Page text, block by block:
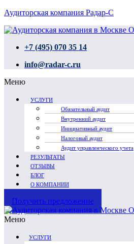
Аудиторская компания Радар-С
+7 (495) 070 35 14
info@radar-c.ru
Меню
УСЛУГИ
Обязательный аудит
Внутренний аудит
Инициативный аудит
Налоговый аудит
Аудит управленческого учета
РЕЗУЛЬТАТЫ
ОТЗЫВЫ
БЛОГ
О КОМПАНИИ
Получить предложение
Меню
УСЛУГИ